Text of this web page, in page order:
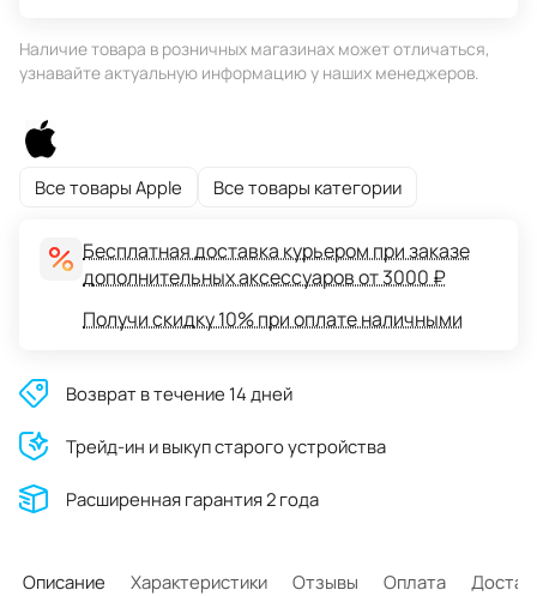
Наличие товара в розничных магазинах может отличаться,
узнавайте актуальную информацию у наших менеджеров.
Все товары Apple Все товары категории
Бесплатная доставка курьером при заказе
дополнительных аксессуаров от 3000 ₽
Получи скидку 10% при оплате наличными
Возврат в течение 14 дней
Трейд-ин и выкуп старого устройства
Расширенная гарантия 2 года
Описание Характеристики Отзывы Оплата